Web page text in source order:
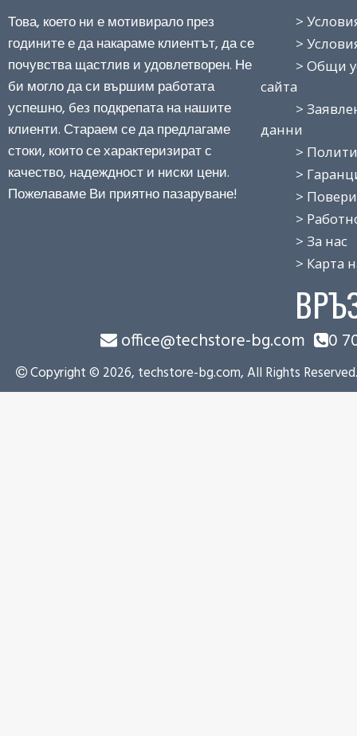
Това, което ни е мотивирало през
годините е да накараме клиентът, да се
почувства щастлив и удовлетворен. Не
би могло да си вършим работата
успешно, без подкрепата на нашите
клиенти. Стараем се да предлагаме
стоки, които се характеризират с
качество, надеждност и ниски цени.
Пожелаваме Ви приятно пазаруване!
> Условия
> Условия
> Общи
сайта
>
данни
>
>
>
> Работно
> За нас
> Карта на
office@techstore-bg.com 0
Copyright © 2026, techstore-bg.com, All Rights Reserved.